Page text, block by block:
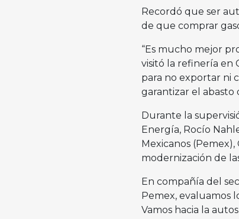
Recordó que ser
de que comprar
“Es mucho mejor
visitó la refinería en
para no exportar ni
garantizar el
Durante la
Energía, Rocío
Mexicanos
modernización de
En compañía del
Pemex, evaluamos
Vamos hacia la